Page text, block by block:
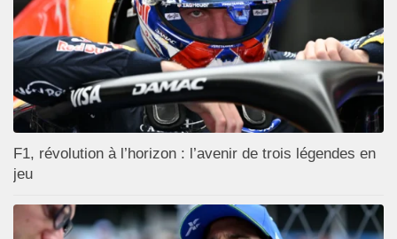
F1, révolution à l’horizon : l’avenir de trois légendes en
jeu